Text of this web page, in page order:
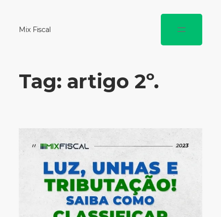
Mix Fiscal
Tag: artigo 2º.